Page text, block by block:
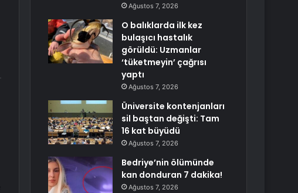
Ağustos 7, 2026
O balıklarda ilk kez
bulaşıcı hastalık
görüldü: Uzmanlar
‘tüketmeyin’ çağrısı
yaptı
Ağustos 7, 2026
Üniversite kontenjanları
sil baştan değişti: Tam
16 kat büyüdü
Ağustos 7, 2026
Bedriye’nin ölümünde
kan donduran 7 dakika!
Ağustos 7, 2026